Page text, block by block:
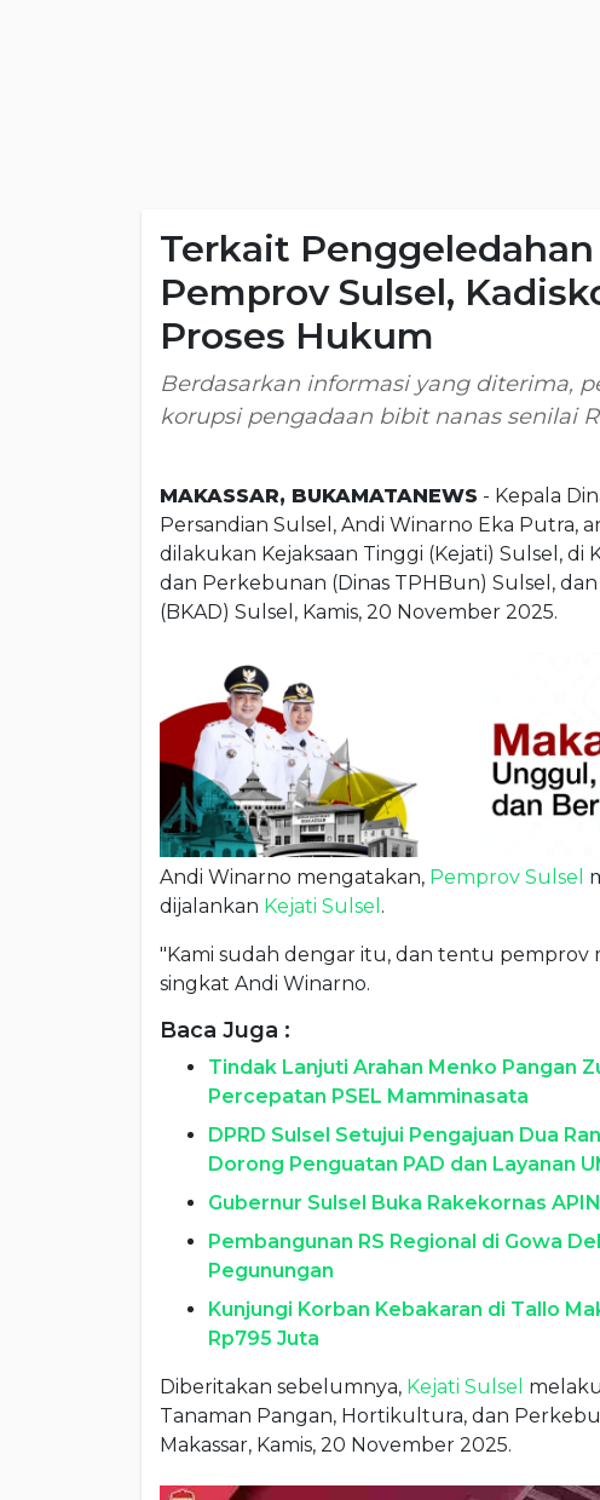
Terkait
Pemprov Sulsel,
Proses Hukum
Berdasarkan informasi yang diterima,
korupsi pengadaan bibit nanas senilai
MAKASSAR, BUKAMATANEWS - Kepala
Persandian Sulsel, Andi Winarno Eka Putra,
dilakukan Kejaksaan Tinggi (Kejati) Sulsel,
dan Perkebunan (Dinas TPHBun) Sulsel,
(BKAD) Sulsel, Kamis, 20 November 2025.
Andi Winarno mengatakan, Pemprov Sulsel
dijalankan Kejati Sulsel .
"Kami sudah dengar itu, dan tentu pemprov
singkat Andi Winarno.
Baca Juga :
Tindak Lanjuti Arahan Menko Pangan
Percepatan PSEL Mamminasata
DPRD Sulsel Setujui Pengajuan Dua
Dorong Penguatan PAD dan Layanan
Gubernur Sulsel Buka Rakekornas
Pembangunan RS Regional di Gowa
Pegunungan
Kunjungi Korban Kebakaran di Tallo
Rp795 Juta
Diberitakan sebelumnya, Kejati Sulsel
Tanaman Pangan, Hortikultura, dan
Makassar, Kamis, 20 November 2025.